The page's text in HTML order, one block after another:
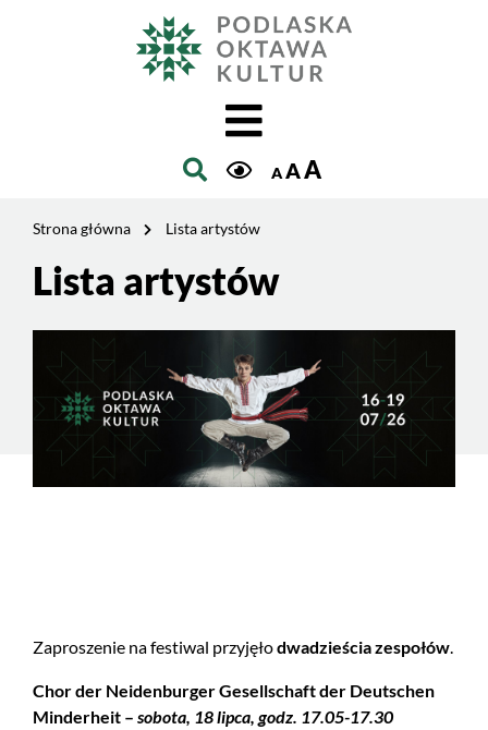
AAA
Strona główna Lista artystów
Treść
stronyLista artystów
Zaproszenie na festiwal przyjęłodwadzieścia zespołów
Chor der Neidenburger Gesellschaft der Deutschen
Minderheit – sobota, 18 lipca, godz. 17.05-17.30